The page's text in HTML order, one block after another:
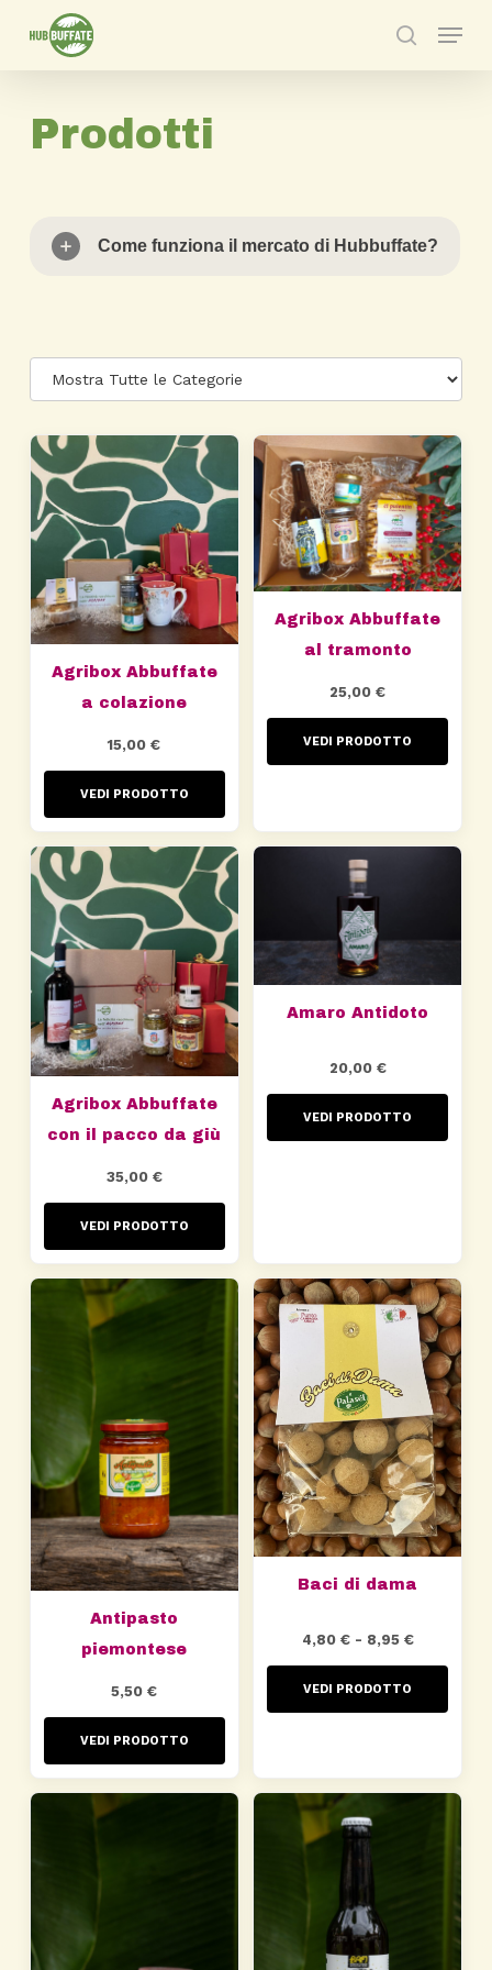
search
Menu
Prodotti
Come funziona il mercato di Hubbuffate?
Agribox Abbuffate
a colazione
15,00€
VEDI PRODOTTO
Agribox Abbuffate
al tramonto
25,00€
VEDI PRODOTTO
Agribox Abbuffate
con il pacco da giù
35,00 €
VEDI PRODOTTO
Amaro Antidoto
20,00 €
VEDI PRODOTTO
Antipasto
piemontese
5,50€
VEDI PRODOTTO
Baci di dama
4,80 € - 8,95 €Fascia
di
VEDI PRODOTTO
Scegli l’azienda agricola